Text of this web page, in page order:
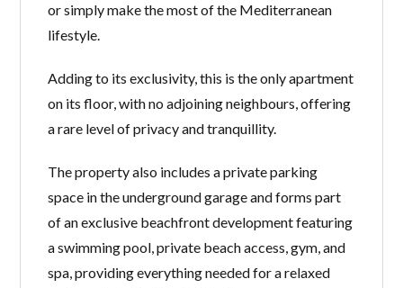
or simply make the most of the Mediterranean
lifestyle.
Adding to its exclusivity, this is the only apartment
on its floor, with no adjoining neighbours, offering
a rare level of privacy and tranquillity.
The property also includes a private parking
space in the underground garage and forms part
of an exclusive beachfront development featuring
a swimming pool, private beach access, gym, and
spa, providing everything needed for a relaxed